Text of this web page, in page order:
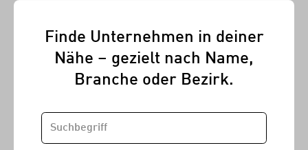
Finde Unternehmen in deiner
Nähe – gezielt nach Name,
Branche oder Bezirk.
SUCHBEGRIFF